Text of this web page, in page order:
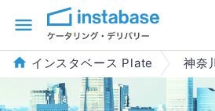
インスタベース Plate 神奈